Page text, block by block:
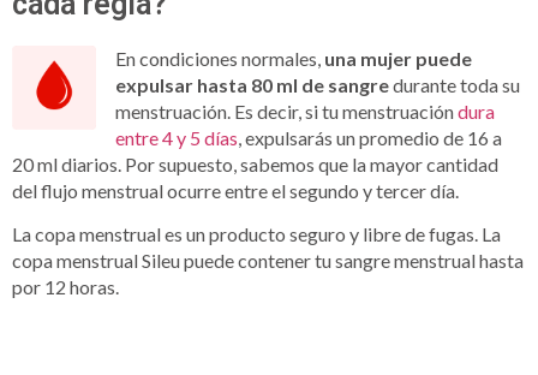
En condiciones normales, una mujer puede
expulsar hasta 80 ml de sangredurante toda su
menstruación. Es decir, si tu menstruacióndura
entre 4 y 5 días , expulsarás un promedio de 16 a
20 ml diarios. Por supuesto, sabemos que la mayor cantidad
del flujo menstrual ocurre entre el segundo y tercer día.
La copa menstrual es un producto seguro y libre de fugas. La
copa menstrual Sileu puede contener tu sangre menstrual hasta
por 12 horas.